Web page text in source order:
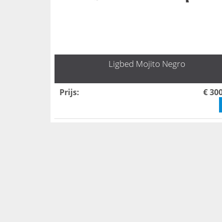
Ligbed Mojito Negro
Prijs: €